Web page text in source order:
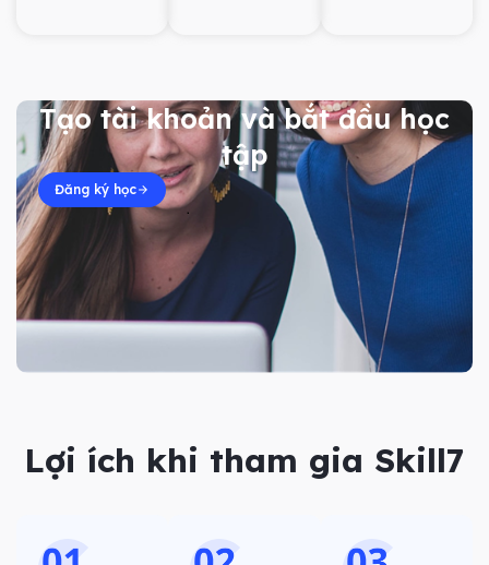
Tạo tài khoản và bắt đầu học
tập
Đăng ký học
Lợi ích khi tham gia Skill7